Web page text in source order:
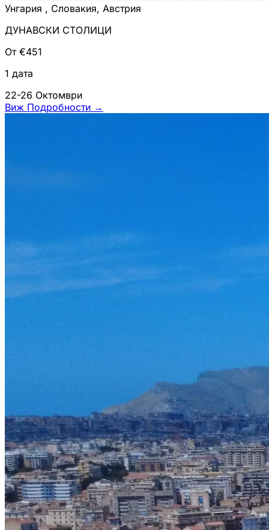
Унгария , Словакия, Австрия
ДУНАВСКИ СТОЛИЦИ
От €451
1 дата
22-26 Октомври
Виж Подробности →